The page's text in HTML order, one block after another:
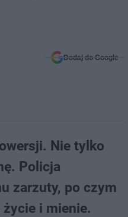
Dodaj do Google
Nie tylko
Policja
zarzuty, po czym
życie i mienie.